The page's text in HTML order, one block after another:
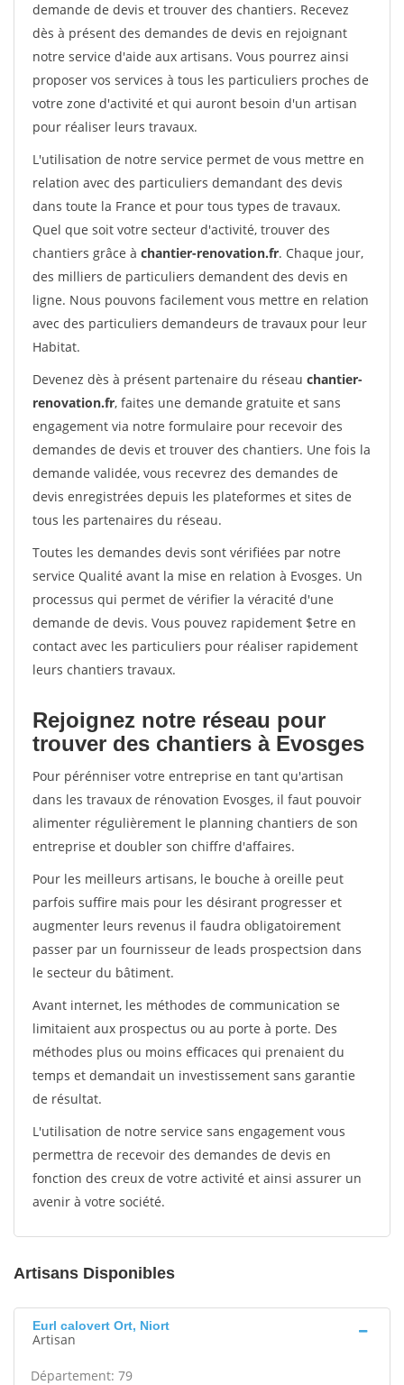
demande de devis et trouver des chantiers. Recevez
dès à présent des demandes de devis en rejoignant
notre service d'aide aux artisans. Vous pourrez ainsi
proposer vos services à tous les particuliers proches de
votre zone d'activité et qui auront besoin d'un artisan
pour réaliser leurs travaux.
L'utilisation de notre service permet de vous mettre en
relation avec des particuliers demandant des devis
dans toute la France et pour tous types de travaux.
Quel que soit votre secteur d'activité, trouver des
chantiers grâce à chantier-renovation.fr. Chaque jour,
des milliers de particuliers demandent des devis en
ligne. Nous pouvons facilement vous mettre en relation
avec des particuliers demandeurs de travaux pour leur
Habitat.
Devenez dès à présent partenaire du réseau chantier-
renovation.fr, faites une demande gratuite et sans
engagement via notre formulaire pour recevoir des
demandes de devis et trouver des chantiers. Une fois la
demande validée, vous recevrez des demandes de
devis enregistrées depuis les plateformes et sites de
tous les partenaires du réseau.
Toutes les demandes devis sont vérifiées par notre
service Qualité avant la mise en relation à Evosges. Un
processus qui permet de vérifier la véracité d'une
demande de devis. Vous pouvez rapidement $etre en
contact avec les particuliers pour réaliser rapidement
leurs chantiers travaux.
Rejoignez notre réseau pour
trouver des chantiers à Evosges
Pour pérénniser votre entreprise en tant qu'artisan
dans les travaux de rénovation Evosges, il faut pouvoir
alimenter régulièrement le planning chantiers de son
entreprise et doubler son chiffre d'affaires.
Pour les meilleurs artisans, le bouche à oreille peut
parfois suffire mais pour les désirant progresser et
augmenter leurs revenus il faudra obligatoirement
passer par un fournisseur de leads prospectsion dans
le secteur du bâtiment.
Avant internet, les méthodes de communication se
limitaient aux prospectus ou au porte à porte. Des
méthodes plus ou moins efficaces qui prenaient du
temps et demandait un investissement sans garantie
de résultat.
L'utilisation de notre service sans engagement vous
permettra de recevoir des demandes de devis en
fonction des creux de votre activité et ainsi assurer un
avenir à votre société.
Artisans Disponibles
Eurl calovert Ort, Niort
Artisan
Département: 79